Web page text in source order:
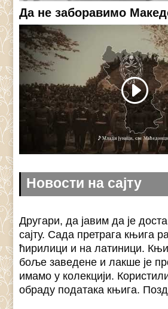
Да не заборавимо
Новости на сајту
Другари, да јавим да је
сајту. Сада претрага књига
ћирилици и на латиници.
боље заведене и лакше је
имамо у колекцији.
обраду података књига.